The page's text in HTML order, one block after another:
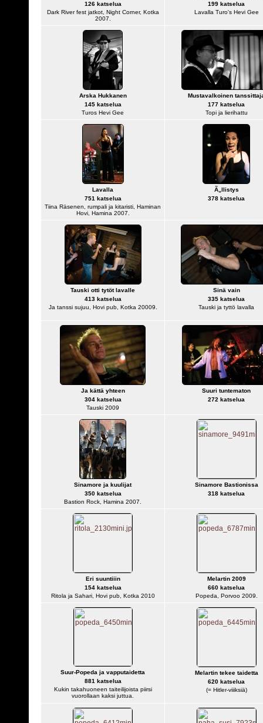
126 katselua
Dark River fest jatkot, Night Corner, Kotka
2007.
199 katselua
Lavalla Turo's Hevi Gee
Arska Hukkanen
145 katselua
Turos Hevi Gee
Mustavalkoinen
177 katselua
Topi ja lierihattu
Lavalla
751 katselua
Tiina Räsenen, rumpali ja kitaristi, Haminan
Hovi, Hamina 2007.
Ã„llistys
378 katselua
Tauski otti tytöt lavalle
413 katselua
Ja tanssi sujuu, Hovi pub, Kotka 20009.
Sinä vain
335 katselua
Tauski ja tyttö lavalla
Ja kättä yhteen
304 katselua
Tauski 2009
Suuri tuntematon
272 katselua
Sinamore ja kuulijat
350 katselua
Bastion Rock, Hamina 2007.
Sinamore Bastionissa
318 katselua
Eri suuntiiin
154 katselua
Ritola ja Sahari, Hovi pub, Kotka 2010
Melartin 2009
660 katselua
Popeda, Porvoo 2009.
Suur-Popeda ja vapputaidetta
881 katselua
Kukin takahuoneen taiteilijoista piirsi
vuorollaan kaksi juttua.
Melartin tekee taidetta
620 katselua
(= Hitler-viiiksiä)